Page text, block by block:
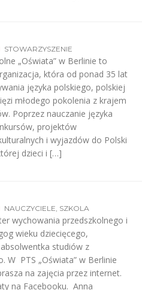
STOWARZYSZENIE
„Oświata” w Berlinie to
która od ponad 35 lat
języka polskiego, polskiej
młodego pokolenia z krajem
Poprzez nauczanie języka
projektów
i wyjazdów do Polski
dzieci i […]
NAUCZYCIELE, SZKOLA
wychowania przedszkolnego i
wieku dziecięcego,
studiów z
W PTS „Oświata” w Berlinie
na zajęcia przez internet.
na Facebooku. Anna